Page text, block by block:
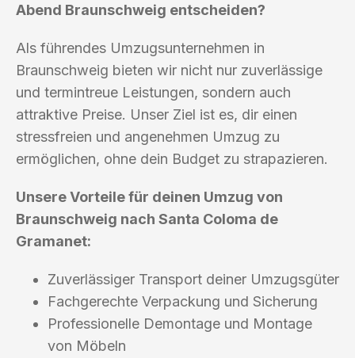
Abend Braunschweig entscheiden?
Als führendes Umzugsunternehmen in
Braunschweig bieten wir nicht nur zuverlässige
und termintreue Leistungen, sondern auch
attraktive Preise. Unser Ziel ist es, dir einen
stressfreien und angenehmen Umzug zu
ermöglichen, ohne dein Budget zu strapazieren.
Unsere Vorteile für deinen Umzug von
Braunschweig nach Santa Coloma de
Gramanet:
Zuverlässiger Transport deiner Umzugsgüter
Fachgerechte Verpackung und Sicherung
Professionelle Demontage und Montage
von Möbeln